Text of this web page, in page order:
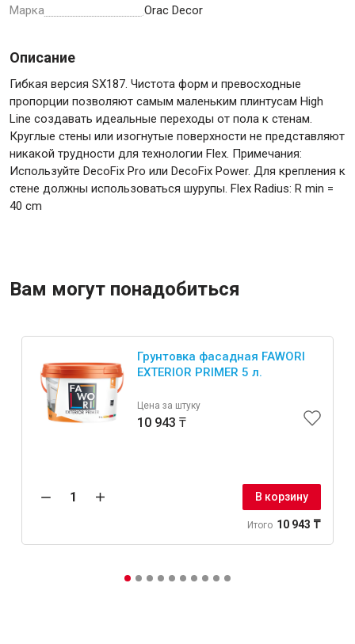
Марка Orac Decor
Описание
Гибкая версия SX187. Чистота форм и превосходные
пропорции позволяют самым маленьким плинтусам High
Line создавать идеальные переходы от пола к стенам.
Круглые стены или изогнутые поверхности не представляют
никакой трудности для технологии Flex. Примечания:
Используйте DecoFix Pro или DecoFix Power. Для крепления к
стене должны использоваться шурупы. Flex Radius: R min =
40 cm
Вам могут понадобиться
Грунтовка фасадная FAWORI
EXTERIOR PRIMER 5 л.
Цена за штуку
10 943 ₸
В корзину
Итого 10 943 ₸
Всё для дома и сада
Товары для бани и сауны
Оборудование для клининга и уборки